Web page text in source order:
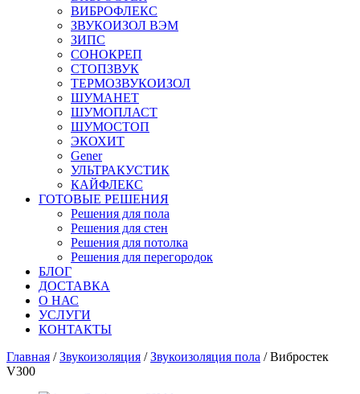
ВИБРОФЛЕКС
ЗВУКОИЗОЛ ВЭМ
ЗИПС
СОНОКРЕП
СТОПЗВУК
ТЕРМОЗВУКОИЗОЛ
ШУМАНЕТ
ШУМОПЛАСТ
ШУМОСТОП
ЭКОХИТ
Gener
УЛЬТРАКУСТИК
КАЙФЛЕКС
ГОТОВЫЕ РЕШЕНИЯ
Решения для пола
Решения для стен
Решения для потолка
Решения для перегородок
БЛОГ
ДОСТАВКА
О НАС
УСЛУГИ
КОНТАКТЫ
Главная /Звукоизоляция /Звукоизоляция пола / Вибростек
V300